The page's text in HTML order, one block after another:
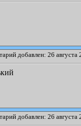
добавлен: 26 августа
добавлен: 26 августа